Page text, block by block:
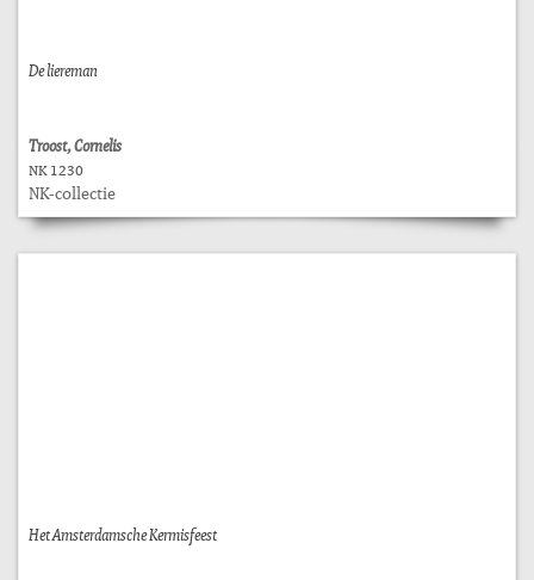
De liereman
Troost, Cornelis
NK 1230
NK-collectie
Het Amsterdamsche Kermisfeest